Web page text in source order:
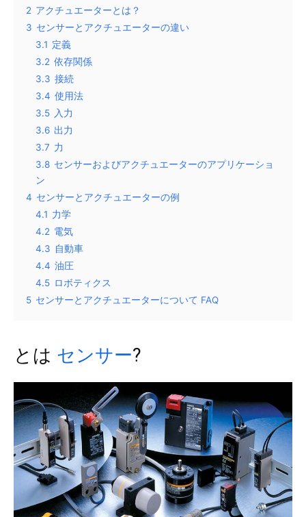
2 アクチュエーターとは？
3 センサーとアクチュエーターの違い
3.1 定義
3.2 依存関係
3.3 接続
3.4 使用法
3.5 入力
3.6 出力
3.7 力
3.8 センサーおよびアクチュエーターのアプリケーショ
ン
4 センサーとアクチュエーターの例
4.1 力学
4.2 電気
4.3 自動車
4.4 油圧
4.5 ロボティクス
5 センサーとアクチュエーターについて FAQ
とは センサー?